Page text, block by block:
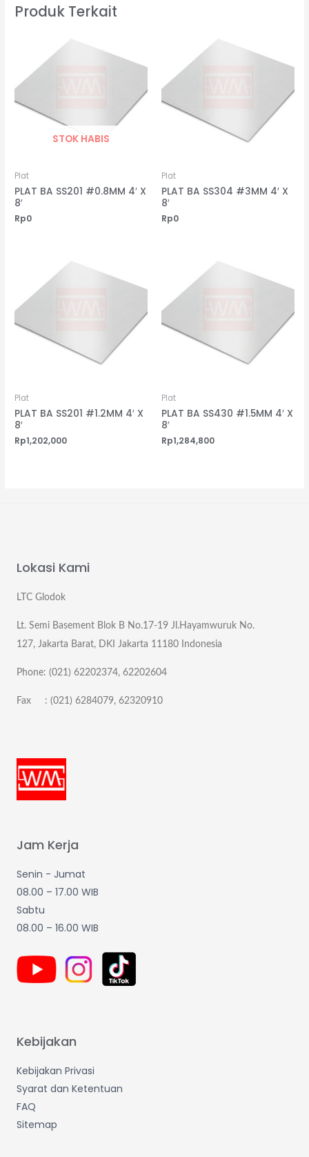
Produk Terkait
STOK HABIS
Plat
PLAT BA SS201 #0.8MM 4′ X
8′
Rp0
Plat
PLAT BA SS304 #3MM 4′ X
8′
Rp0
Plat
PLAT BA SS201 #1.2MM 4′ X
8′
Rp1,202,000
Plat
PLAT BA SS430 #1.5MM 4′ X
8′
Rp1,284,800
Lokasi Kami
LTC Glodok
Lt. Semi Basement Blok B No.17-19 Jl.Hayamwuruk No.
127, Jakarta Barat, DKI Jakarta 11180 Indonesia
Phone: (021) 62202374, 62202604
Fax : (021) 6284079, 62320910
Jam Kerja
Senin - Jumat
08.00 – 17.00 WIB
Sabtu
08.00 – 16.00 WIB
Kebijakan
Kebijakan Privasi
Syarat dan Ketentuan
FAQ
Sitemap